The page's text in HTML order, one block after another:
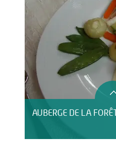
AUBERGE DE LA FORÊT